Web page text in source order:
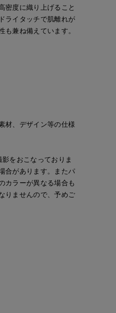
Maglie le cassetto
Mikiko
新宿タカシマヤSUPERIOR CLOSET
158 cm
密度に織り上げること
ライタッチで肌離れが
兼ね備えています。
材、デザイン等の仕様
をおこなっておりま
合があります。またパ
カラーが異なる場合も
りませんので、予めご